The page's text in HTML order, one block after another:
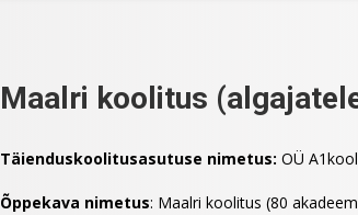
Maalri koolitus
Täienduskoolitusasutuse nimetus: OÜ
Õppekava nimetus: Maalri koolitus (80